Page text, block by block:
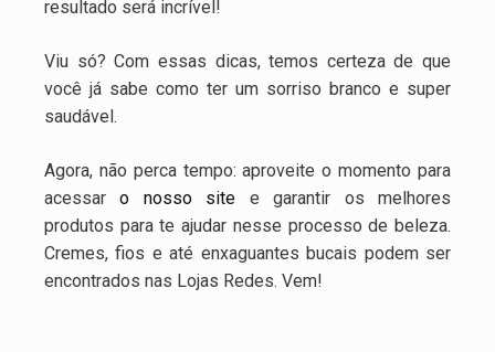
resultado será incrível!
Viu só? Com essas dicas, temos certeza de que
você já sabe como ter um sorriso branco e super
saudável.
Agora, não perca tempo: aproveite o momento para
acessaro nosso site e garantir os melhores
produtos para te ajudar nesse processo de beleza.
Cremes, fios e até enxaguantes bucais podem ser
encontrados nas Lojas Redes. Vem!